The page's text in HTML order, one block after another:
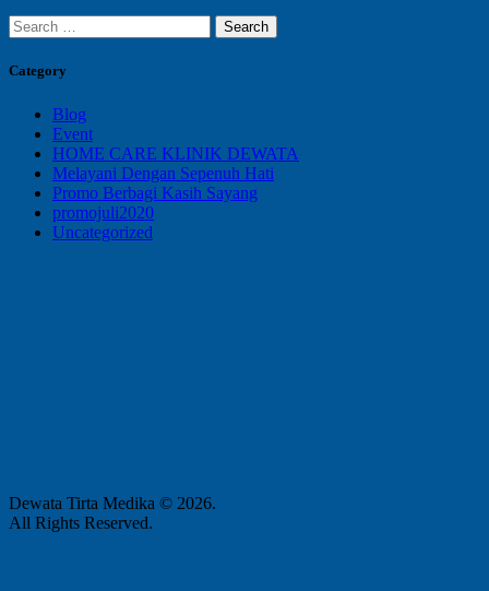
Search
for:
Category
Blog
Event
HOME CARE KLINIK DEWATA
Melayani Dengan Sepenuh Hati
Promo Berbagi Kasih Sayang
promojuli2020
Uncategorized
Dewata Tirta Medika © 2026.
All Rights Reserved.